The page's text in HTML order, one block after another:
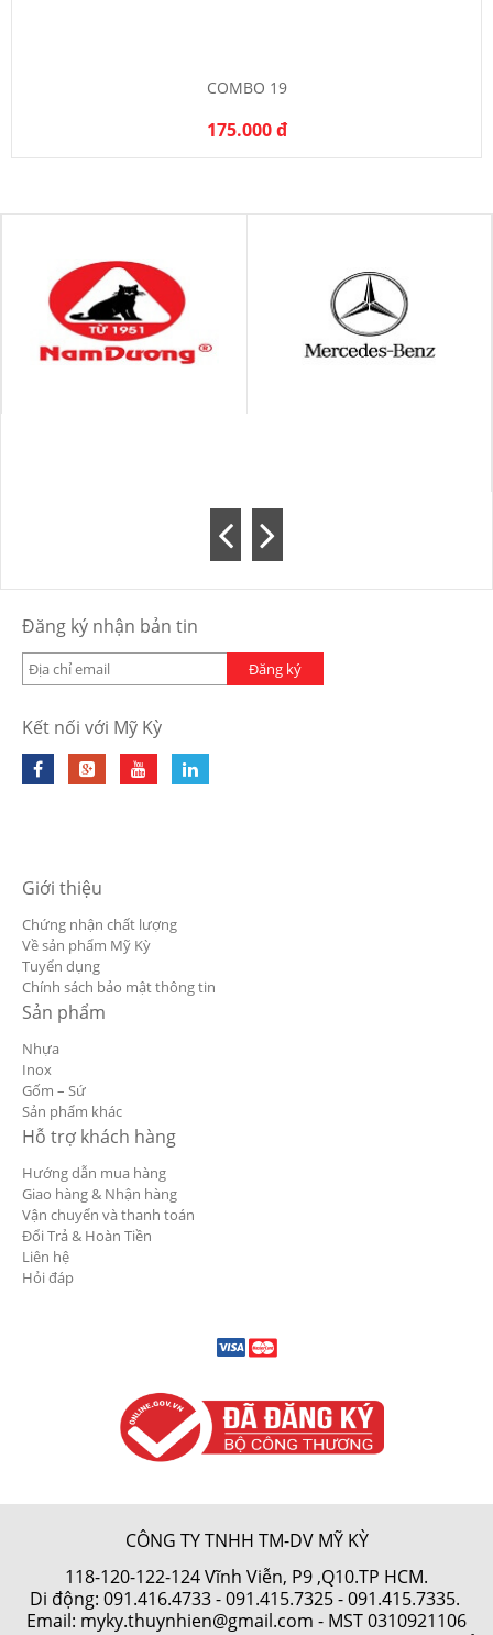
COMBO 19
175.000 đ
Đăng ký nhận bản tin
Đăng ký
Kết nối với Mỹ Kỳ
Giới thiệu
Chứng nhận chất lượng
Về sản phẩm Mỹ Kỳ
Tuyển dụng
Chính sách bảo mật thông tin
Sản phẩm
Nhựa
Inox
Gốm – Sứ
Sản phẩm khác
Hỗ trợ khách hàng
Hướng dẫn mua hàng
Giao hàng & Nhận hàng
Vận chuyển và thanh toán
Đổi Trả & Hoàn Tiền
Liên hệ
Hỏi đáp
CÔNG TY TNHH TM-DV MỸ KỲ
118-120-122-124 Vĩnh Viễn, P9 ,Q10.TP HCM.
Di động: 091.416.4733-091.415.7325- 091.415.7335.
Email: myky.thuynhien@gmail.com - MST 0310921106